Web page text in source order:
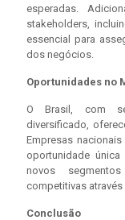
esperadas.
stakeholders,
essencial para
dos negócios.
Oportunidades no
O Brasil, com
diversificado,
Empresas
oportunidade
novos
competitivas
Conclusão